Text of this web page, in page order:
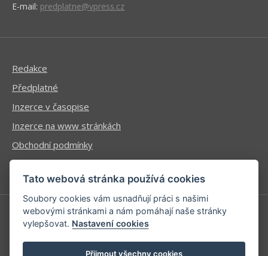
E-mail: predplatne@vpress.cz
Redakce
Předplatné
Inzerce v časopise
Inzerce na www stránkách
Obchodní podmínky
Ochrana osobních údajů
Příhlášení | Registrace
Kontaktní informace
Tato webová stránka používá cookies
Soubory cookies vám usnadňují práci s našimi
webovými stránkami a nám pomáhají naše stránky
vylepšovat. Nastavení cookies
Přijmout všechny cookies